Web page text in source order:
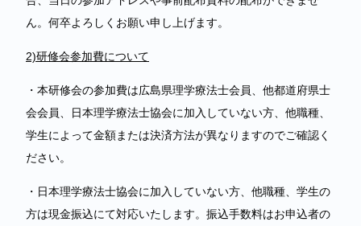
ん。何卒よろしくお願い申し上げます。
2)研修会参加費について
・本研修会の参加費は広島県理学療法士会員、他都道府県士
会会員、日本理学療法士協会に加入していない方、他職種、
学生によって金額または決済方法が異なりますのでご確認く
ださい。
・日本理学療法士協会に加入していない方、他職種、学生の
方は現金振込にて対応いたします。振込手数料はお申込者の